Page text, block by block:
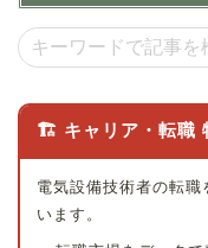
🏗 キャリア・転職
電気設備技術者の転
います。